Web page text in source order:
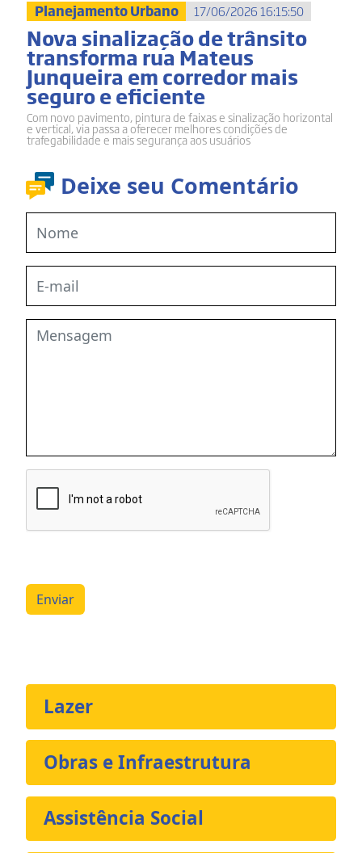
Deixe seu Comentário
Enviar
Planejamento Urbano 17/06/2026 16:15:50
Nova sinalização de trânsito
transforma rua Mateus
Junqueira em corredor mais
seguro e eficiente
Com novo pavimento, pintura de faixas e sinalização horizontal
e vertical, via passa a oferecer melhores condições de
trafegabilidade e mais segurança aos usuários
Lazer
Obras e Infraestrutura
Assistência Social